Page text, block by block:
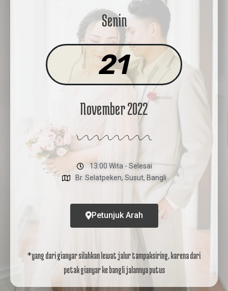
Senin
21
November 2022
13:00 Wita - Selesai
Br. Selatpeken, Susut, Bangli
Petunjuk Arah
*yang dari gianyar silahkan lewat jalur tampaksiring, karena dari
petak gianyar ke bangli jalannya putus